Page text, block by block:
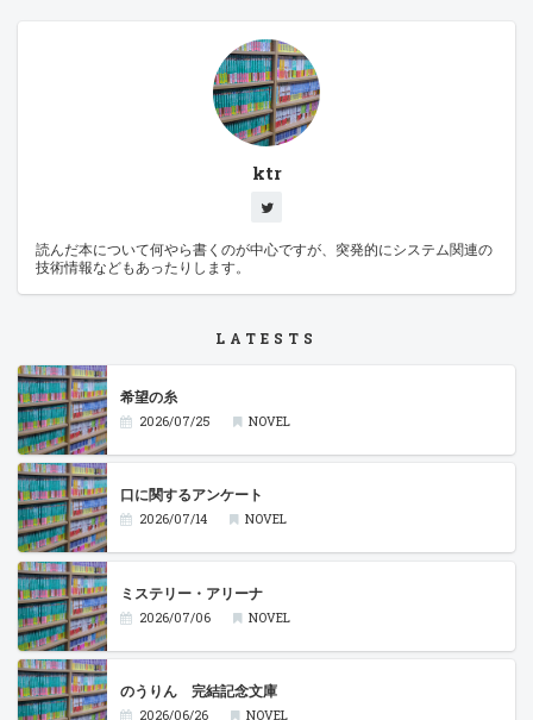
ktr
読んだ本について何やら書くのが中心ですが、突発的にシステム関連の
技術情報などもあったりします。
LATESTS
希望の糸
2026/07/25 NOVEL
口に関するアンケート
2026/07/14 NOVEL
ミステリー・アリーナ
2026/07/06 NOVEL
のうりん 完結記念文庫
2026/06/26 NOVEL